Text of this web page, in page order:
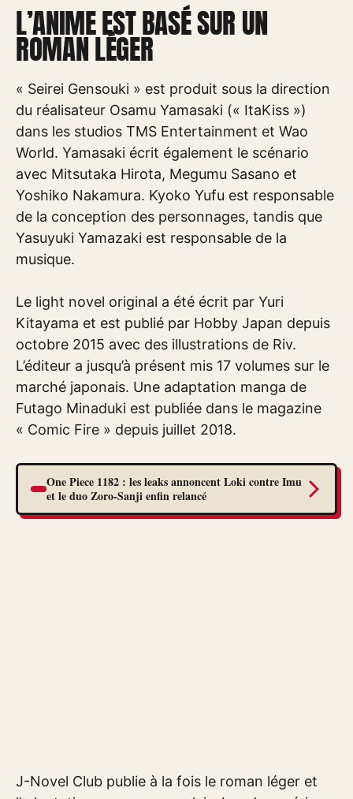
L’ANIME EST BASÉ SUR UN
ROMAN LÉGER
« Seirei Gensouki » est produit sous la direction
du réalisateur Osamu Yamasaki (« ItaKiss »)
dans les studios TMS Entertainment et Wao
World. Yamasaki écrit également le scénario
avec Mitsutaka Hirota, Megumu Sasano et
Yoshiko Nakamura. Kyoko Yufu est responsable
de la conception des personnages, tandis que
Yasuyuki Yamazaki est responsable de la
musique.
Le light novel original a été écrit par Yuri
Kitayama et est publié par Hobby Japan depuis
octobre 2015 avec des illustrations de Riv.
L’éditeur a jusqu’à présent mis 17 volumes sur le
marché japonais. Une adaptation manga de
Futago Minaduki est publiée dans le magazine
« Comic Fire » depuis juillet 2018.
One Piece 1182 : les leaks annoncent Loki contre Imu
et le duo Zoro-Sanji enfin relancé
J-Novel Club publie à la fois le roman léger et